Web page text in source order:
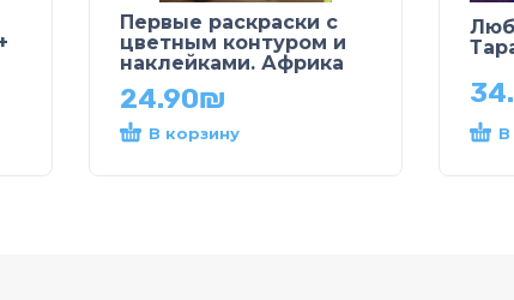
Первые раскраски с
цветным контуром и
наклейками. Африка
24.90₪
В корзину В